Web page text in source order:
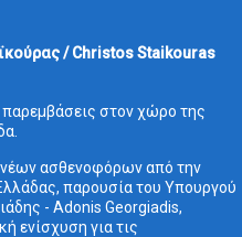
/ Christos Staikouras
παρεμβάσεις στον χώρο της
ασθενοφόρων από την
παρουσία του Υπουργού
- Adonis Georgiadis,
ενίσχυση για τις